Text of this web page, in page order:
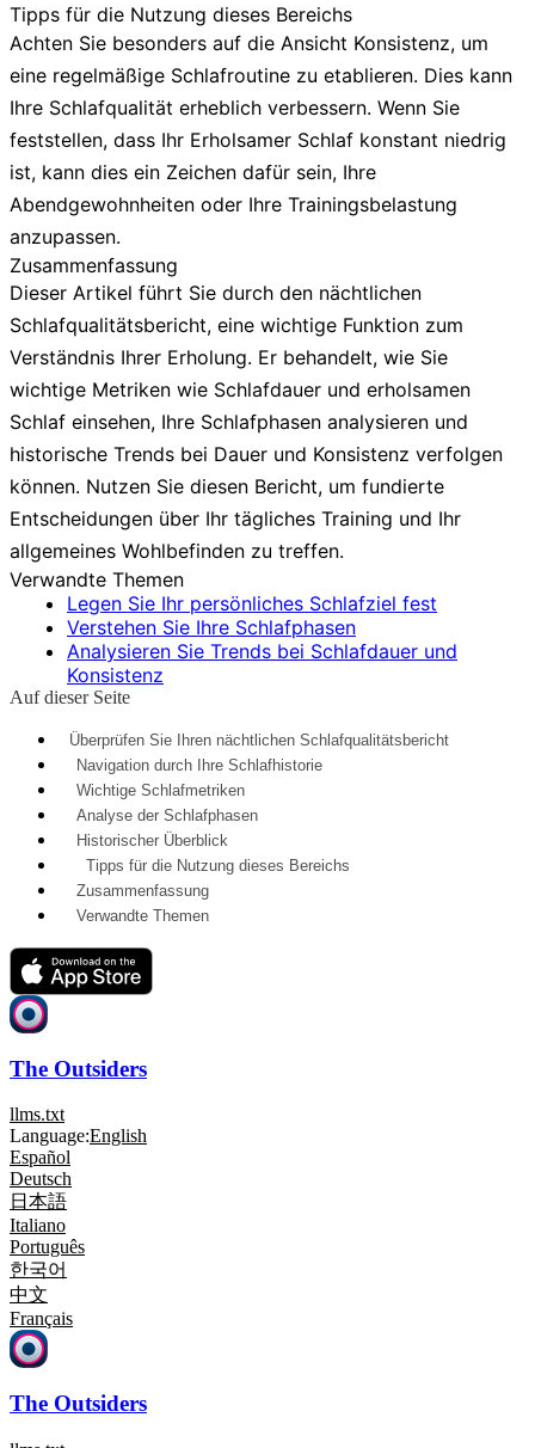
Tipps für die Nutzung dieses Bereichs
Achten Sie besonders auf die Ansicht Konsistenz, um
eine regelmäßige Schlafroutine zu etablieren. Dies kann
Ihre Schlafqualität erheblich verbessern. Wenn Sie
feststellen, dass Ihr Erholsamer Schlaf konstant niedrig
ist, kann dies ein Zeichen dafür sein, Ihre
Abendgewohnheiten oder Ihre Trainingsbelastung
anzupassen.
Zusammenfassung
Dieser Artikel führt Sie durch den nächtlichen
Schlafqualitätsbericht, eine wichtige Funktion zum
Verständnis Ihrer Erholung. Er behandelt, wie Sie
wichtige Metriken wie Schlafdauer und erholsamen
Schlaf einsehen, Ihre Schlafphasen analysieren und
historische Trends bei Dauer und Konsistenz verfolgen
können. Nutzen Sie diesen Bericht, um fundierte
Entscheidungen über Ihr tägliches Training und Ihr
allgemeines Wohlbefinden zu treffen.
Verwandte Themen
Legen Sie Ihr persönliches Schlafziel fest
Verstehen Sie Ihre Schlafphasen
Analysieren Sie Trends bei Schlafdauer und
Konsistenz
Auf dieser Seite
Überprüfen Sie Ihren nächtlichen Schlafqualitätsbericht
Navigation durch Ihre Schlafhistorie
Wichtige Schlafmetriken
Analyse der Schlafphasen
Historischer Überblick
Tipps für die Nutzung dieses Bereichs
Zusammenfassung
Verwandte Themen
The Outsiders
llms.txt
Language:English
Español
Deutsch
日本語
Italiano
Português
한국어
中文
Français
The Outsiders